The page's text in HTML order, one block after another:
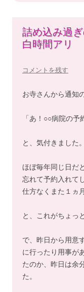
詰め込み過
白時間アリ
コメントを残す
お寺さんから通知
「あ！○○病院の予
と、気付きました。
ほぼ毎年同じ日だ
忘れて予約入れて
仕方なくまた１ヵ
と、これがちょっ
で、昨日から用意
に行ったり用事が
たのか、昨日は余
た。